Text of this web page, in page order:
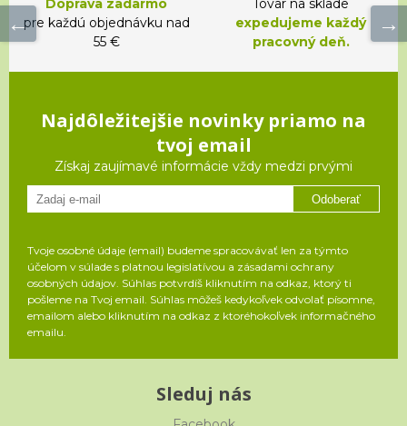
Doprava zadarmo
pre každú objednávku nad
55 €
Tovar na sklade
expedujeme každý
pracovný deň.
Najdôležitejšie novinky priamo na
tvoj email
Získaj zaujímavé informácie vždy medzi prvými
Odoberať
Tvoje osobné údaje (email) budeme spracovávať len za týmto
účelom v súlade s platnou legislatívou a zásadami ochrany
osobných údajov. Súhlas potvrdíš kliknutím na odkaz, ktorý ti
pošleme na Tvoj email. Súhlas môžeš kedykoľvek odvolať písomne,
emailom alebo kliknutím na odkaz z ktoréhokoľvek informačného
emailu.
Sleduj nás